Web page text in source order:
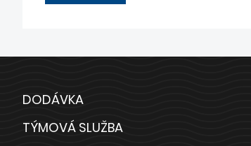
DODÁVKA
TÝMOVÁ SLUŽBA